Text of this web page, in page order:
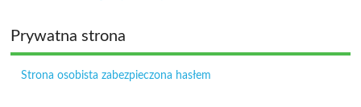
Prywatna strona
Strona osobista zabezpieczona hasłem